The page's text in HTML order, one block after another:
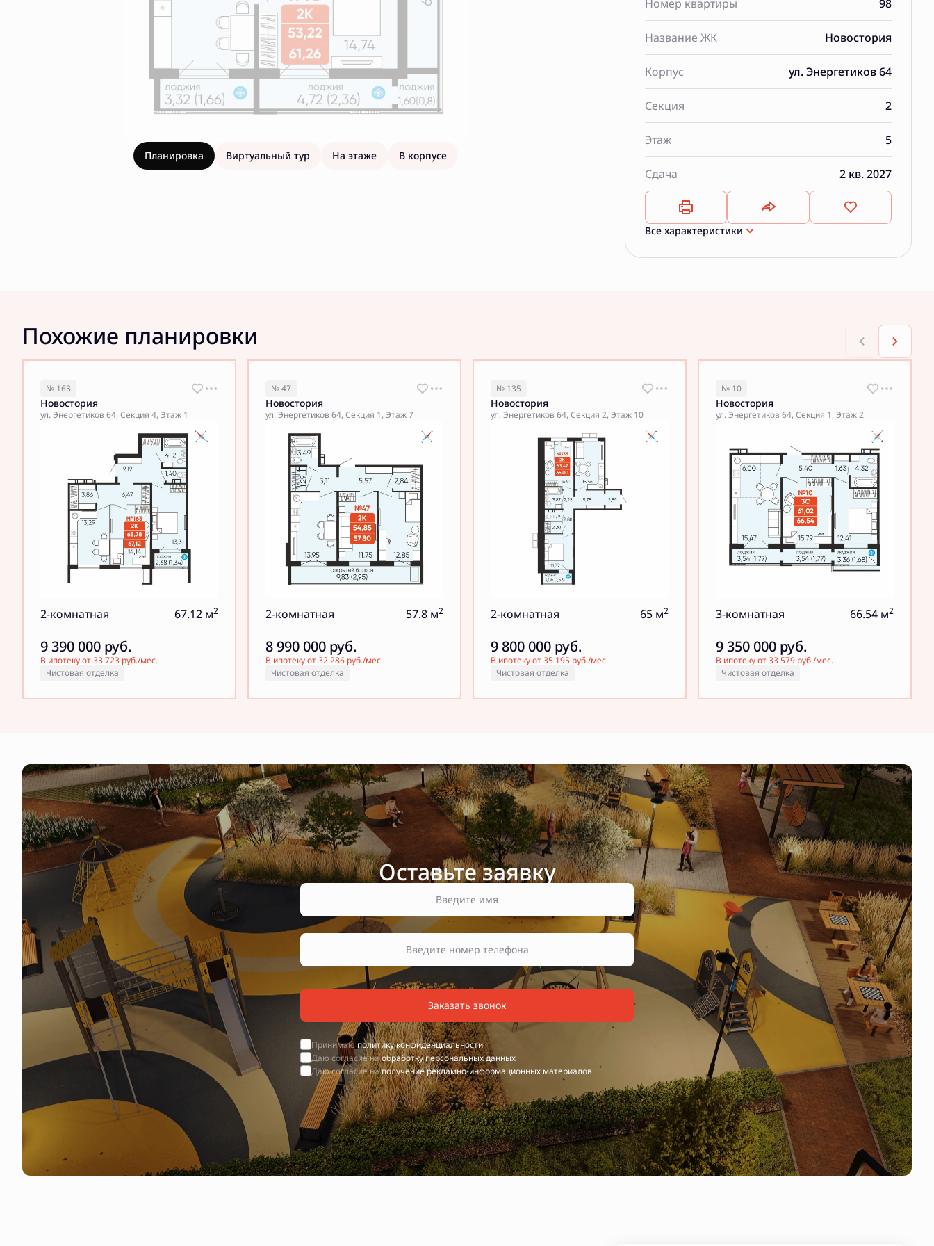
Планировка Виртуальный тур На этаже В корпусе
Номер квартиры 98
Название ЖК Новостория
Корпус ул. Энергетиков 64
Секция 2
Этаж 5
Сдача 2 кв. 2027
Все характеристики
Похожие планировки
№ 163
Новостория
ул. Энергетиков 64, Секция 4, Этаж 1
2-комнатная 67.12 м2
9 390 000 руб.
В ипотеку от 33 723 руб./мес.
Чистовая отделка
№ 47
Новостория
ул. Энергетиков 64, Секция 1, Этаж 7
2-комнатная 57.8 м2
8 990 000 руб.
В ипотеку от 32 286 руб./мес.
Чистовая отделка
№ 135
Новостория
ул. Энергетиков 64, Секция 2, Этаж 10
2-комнатная 65 м2
9 800 000 руб.
В ипотеку от 35 195 руб./мес.
Чистовая отделка
№ 10
Новостория
ул. Энергетиков 64, Секция 1, Этаж 2
3-комнатная 66.54 м2
9 350 000 руб.
В ипотеку от 33 579 руб./мес.
Чистовая отделка
Оставьте заявку
Заказать звонок
Принимаю политику конфиденциальности
Даю согласие наобработку персональных данных
Даю согласие наполучение рекламно-информационных материалов